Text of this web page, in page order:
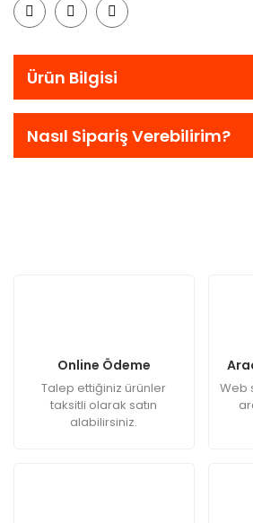
Ürün Bilgisi
Nasıl Sipariş Verebilirim?
Online Ödeme
Talep ettiğiniz ürünler
taksitli olarak satın
alabilirsiniz.
Web